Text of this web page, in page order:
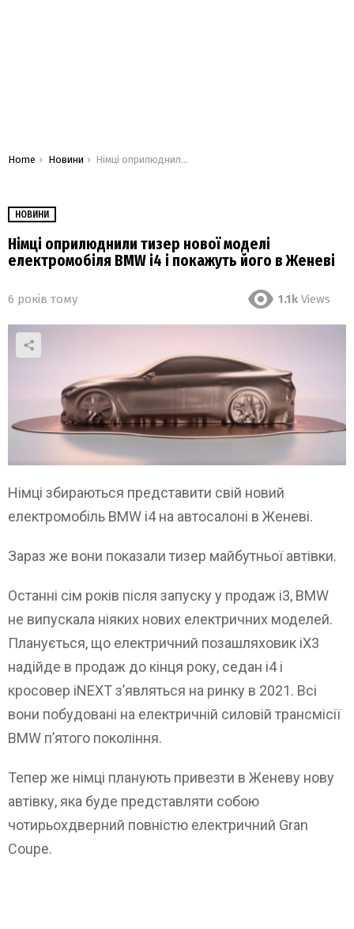
You are here:
Home Новини Німці оприлюднили тизер нової моделі електромобіля BMW i4 і покажуть його в Женеві
НОВИНИ
Німці оприлюднили тизер нової моделі
електромобіля BMW i4 і покажуть його в Женеві
6 років тому 1.1k Views
Німці збираються представити свій новий
електромобіль BMW i4 на автосалоні в Женеві.
Зараз же вони показали тизер майбутньої автівки.
Останні сім років після запуску у продаж i3, BMW
не випускала ніяких нових електричних моделей.
Планується, що електричний позашляховик iX3
надійде в продаж до кінця року, седан i4 і
кросовер iNEXT з’являться на ринку в 2021. Всі
вони побудовані на електричній силовій трансмісії
BMW п’ятого покоління.
Тепер же німці планують привезти в Женеву нову
автівку, яка буде представляти собою
чотирьохдверний повністю електричний Gran
Coupe.